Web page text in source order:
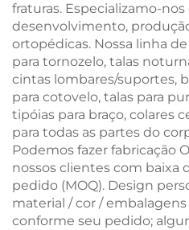
fraturas. Especializamo-
desenvolvimento,
ortopédicas. Nossa linha
para tornozelo, talas
cintas lombares/suportes,
para cotovelo, talas para
tipóias para braço, colares
para todas as partes do
Podemos fazer fabricação
nossos clientes com baixa
pedido (MOQ). Design
material / cor /
conforme seu pedido;